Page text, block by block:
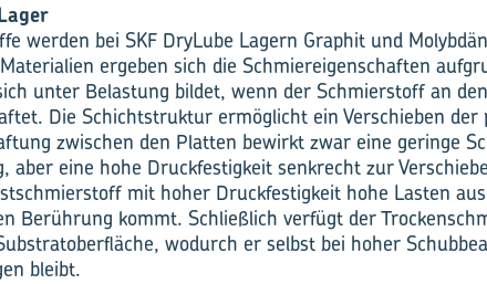
werden bei SKF DryLube Lagern Graphit und
ergeben sich die Schmiereigenschaften
unter Belastung bildet, wenn der Schmierstoff an den
Die Schichtstruktur ermöglicht ein Verschieben der
zwischen den Platten bewirkt zwar eine geringe
aber eine hohe Druckfestigkeit senkrecht zur
mit hoher Druckfestigkeit hohe Lasten
Berührung kommt. Schließlich verfügt der
wodurch er selbst bei hoher
bleibt.